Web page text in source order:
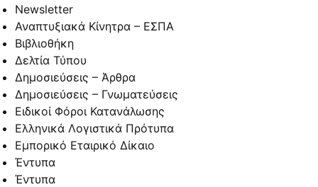
Newsletter
Αναπτυξιακά Κίνητρα – ΕΣΠΑ
Βιβλιοθήκη
Δελτία Τύπου
Δημοσιεύσεις – Άρθρα
Δημοσιεύσεις – Γνωματεύσεις
Ειδικοί Φόροι Κατανάλωσης
Ελληνικά Λογιστικά Πρότυπα
Εμπορικό Εταιρικό Δίκαιο
Έντυπα
Έντυπα